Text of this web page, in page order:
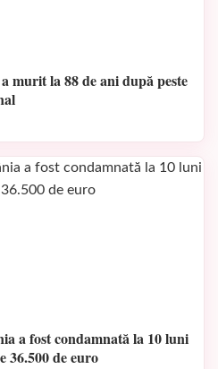
murit la 88 de ani după peste
a fost condamnată la 10 luni
de euro